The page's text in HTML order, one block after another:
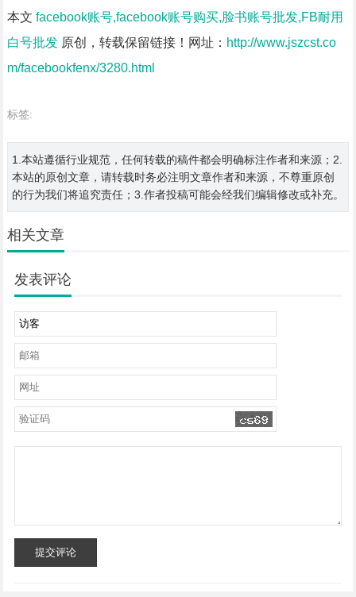
本文 facebook账号,facebook账号购买,脸书账号批发,FB耐用
白号批发原创，转载保留链接！网址： http://www.jszcst.co
m/facebookfenx/3280.html
标签:
1.本站遵循行业规范，任何转载的稿件都会明确标注作者和来源；2.
本站的原创文章，请转载时务必注明文章作者和来源，不尊重原创
的行为我们将追究责任；3.作者投稿可能会经我们编辑修改或补充。
相关文章
发表评论
提交评论